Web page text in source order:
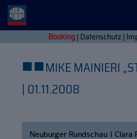
Booking| Datenschutz|
■■MIKE MAINIERI
| 01.11.2008
Neuburger Rundschau | Clara